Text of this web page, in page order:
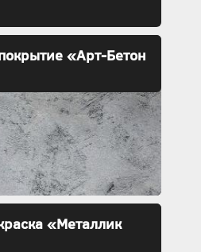
«Арт-Бетон
«Металлик